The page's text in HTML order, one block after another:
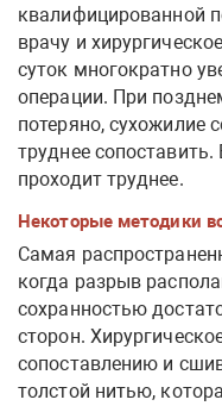
квалифицированной
врачу и
суток многократно
операции. При
потеряно, сухожилие
труднее
проходит труднее.
Некоторые методики
Самая
когда разрыв
сохранностью
сторон.
сопоставлению и
толстой нитью,